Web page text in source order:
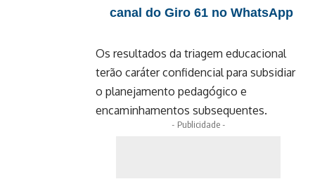
canal do Giro 61 no WhatsApp
Os resultados da triagem educacional
terão caráter confidencial para subsidiar
o planejamento pedagógico e
encaminhamentos subsequentes.
- Publicidade -